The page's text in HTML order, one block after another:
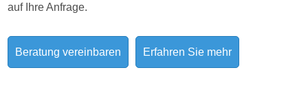
auf Ihre Anfrage.
Beratung vereinbaren Erfahren Sie mehr